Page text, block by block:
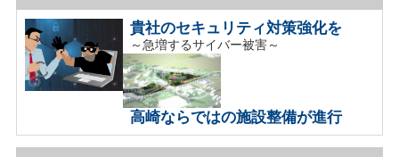
貴社のセキュリティ対策強化を
～急増するサイバー被害～
高崎ならではの施設整備が進行